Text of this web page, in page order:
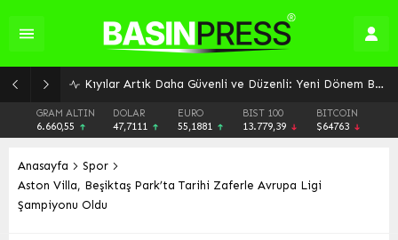
GRAM ALTIN
6.660,55
DOLAR
47,7111
EURO
55,1881
BIST 100
13.779,39
BITCOIN
$64763
Anasayfa
Spor
Aston Villa, Beşiktaş Park’ta Tarihi Zaferle Avrupa Ligi
Şampiyonu Oldu